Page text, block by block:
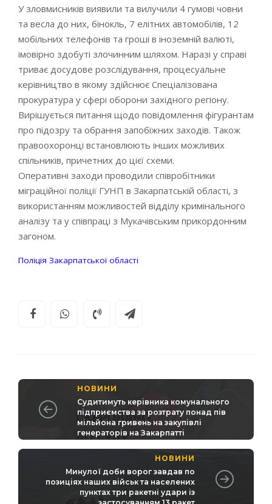
У зловмисників виявили та вилучили 4 гумові човни
та весла до них, бінокль, 7 елітних автомобілів, 12
мобільних телефонів та гроші в іноземній валюті,
імовірно здобуті злочинним шляхом. Наразі у справі
триває досудове розслідування, процесуальне
керівництво в якому здійснює Спеціалізована
прокуратура у сфері оборони західного регіону.
Вирішується питання щодо повідомлення фігурантам
про підозру та обрання запобіжних заходів. Також
правоохоронці встановлюють інших можливих
спільників, причетних до цієї схеми.
Оперативні заходи проводили співробітники
міграційної поліції ГУНП в Закарпатській області, з
використанням можливостей відділу кримінального
аналізу та у співпраці з Мукачівським прикордонним
загоном.
Поліція Закарпатської області
НОВИНИ
Судитимуть керівника комунального
підприємства за розтрату понад пів
мільйона гривень на закупівлі
генераторів на Закарпатті
НОВИНИ
Минулої доби ворог завдав по
позиціях наших військ та населених
пунктах три ракетні удари із